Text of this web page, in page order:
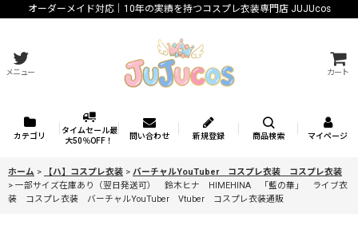
オーダーメイド対応｜10年の実績を持つコスプレ衣装専門店 JUJUcos
メニュー カート
カテゴリ
タイムセール最
大50％OFF！
問い合わせ 新規登録 商品検索 マイページ
ホーム > 【ハ】コスプレ衣装 > バーチャルYouTuber コスプレ衣装 コスプレ衣装
> 一部サイズ在庫あり（翌日発送可） 鈴木ヒナ HIMEHINA 「藍の華」 ライブ衣
装 コスプレ衣装 バーチャルYouTuber Vtuber コスプレ衣装通販